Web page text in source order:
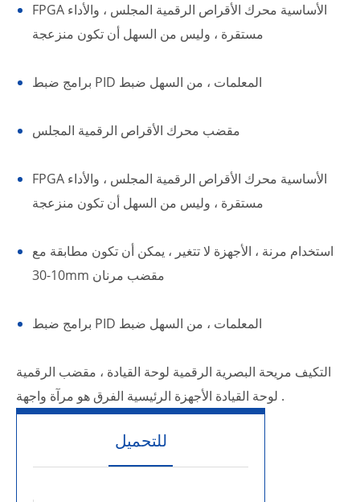
FPGA الأساسية محرك الأقراص الرقمية المجلس ، والأداء
مستقرة ، وليس من السهل أن تكون منزعجة
برامج ضبط PID المعلمات ، من السهل ضبط
مقضب محرك الأقراص الرقمية المجلس
FPGA الأساسية محرك الأقراص الرقمية المجلس ، والأداء
مستقرة ، وليس من السهل أن تكون منزعجة
استخدام مرنة ، الأجهزة لا تتغير ، يمكن أن تكون مطابقة مع
10-30mm مقضب مرنان
برامج ضبط PID المعلمات ، من السهل ضبط
التكيف مريحة البصرية الرقمية لوحة القيادة ، مقضب الرقمية
لوحة القيادة الأجهزة الرئيسية الفرق هو مرآة واجهة .
للتحميل